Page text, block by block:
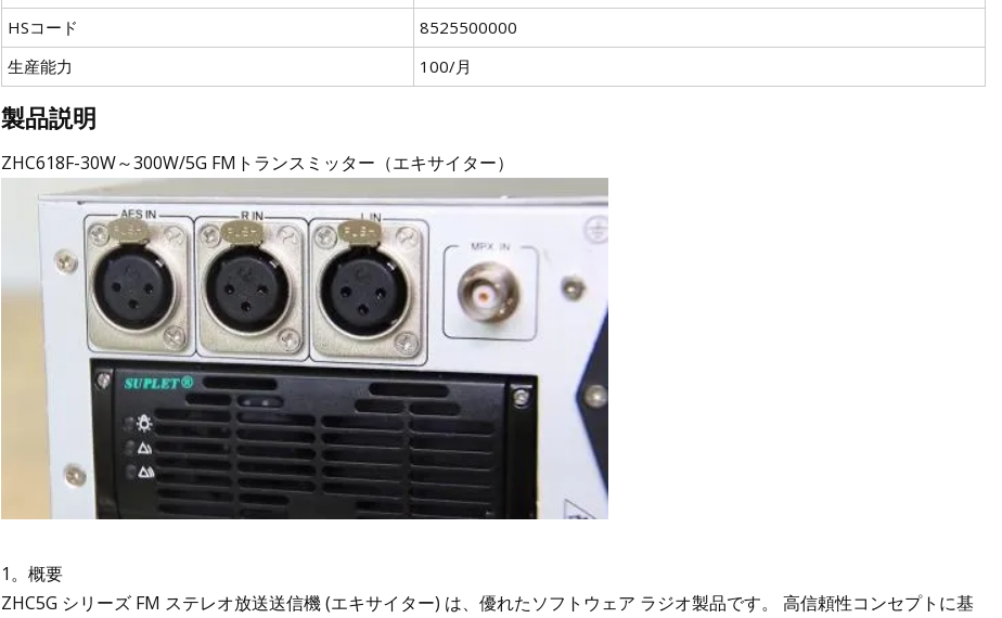
HSコード
8525500000
生産能力
100/月
製品説明
ZHC618F-30W～300W/5G FMトランスミッター（エキサイター）
1。概要
ZHC5G シリーズ FM ステレオ放送送信機 (エキサイター) は、優れたソフトウェア ラジオ製品です。 高信頼性コンセプトに基